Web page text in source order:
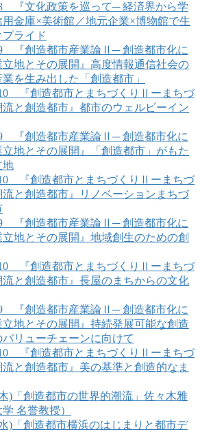
『文化政策を巡って─ 経済界から学
金庫×美術館／地元企業×博物館で生
ライド
『創造都市産業論Ⅱ─ 創造都市化に
立地とその展開』高度情報通信社会の
を生み出した「創造都市」
『創造都市とまちづくりⅡーまちづ
流と創造都市』都市のウェルビーイン
『創造都市産業論Ⅱ─ 創造都市化に
地とその展開』「創造都市」がもた
地
『創造都市とまちづくりⅡーまちづ
流と創造都市』リノベーションまちづ
『創造都市産業論Ⅱ─ 創造都市化に
地とその展開』地域創生のための創
『創造都市とまちづくりⅡーまちづ
流と創造都市』長屋のまちからの文化
『創造都市産業論Ⅱ─ 創造都市化に
地とその展開』持続発展可能な創造
リューチェーンに向けて
『創造都市とまちづくりⅡーまちづ
流と創造都市』美の基準と創造的なま
)「創造都市の世界的潮流」佐々木雅
名誉教授）
)「創造都市横浜のはじまりと都市デ